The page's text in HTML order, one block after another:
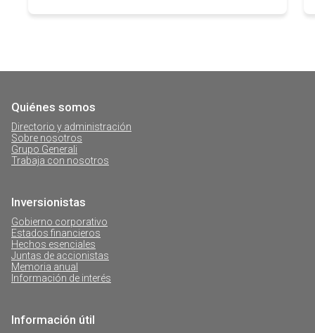
Quiénes somos
Directorio y administración
Sobre nosotros
Grupo Generali
Trabaja con nosotros
Inversionistas
Gobierno corporativo
Estados financieros
Hechos esenciales
Juntas de accionistas
Memoria anual
Información de interés
Información útil